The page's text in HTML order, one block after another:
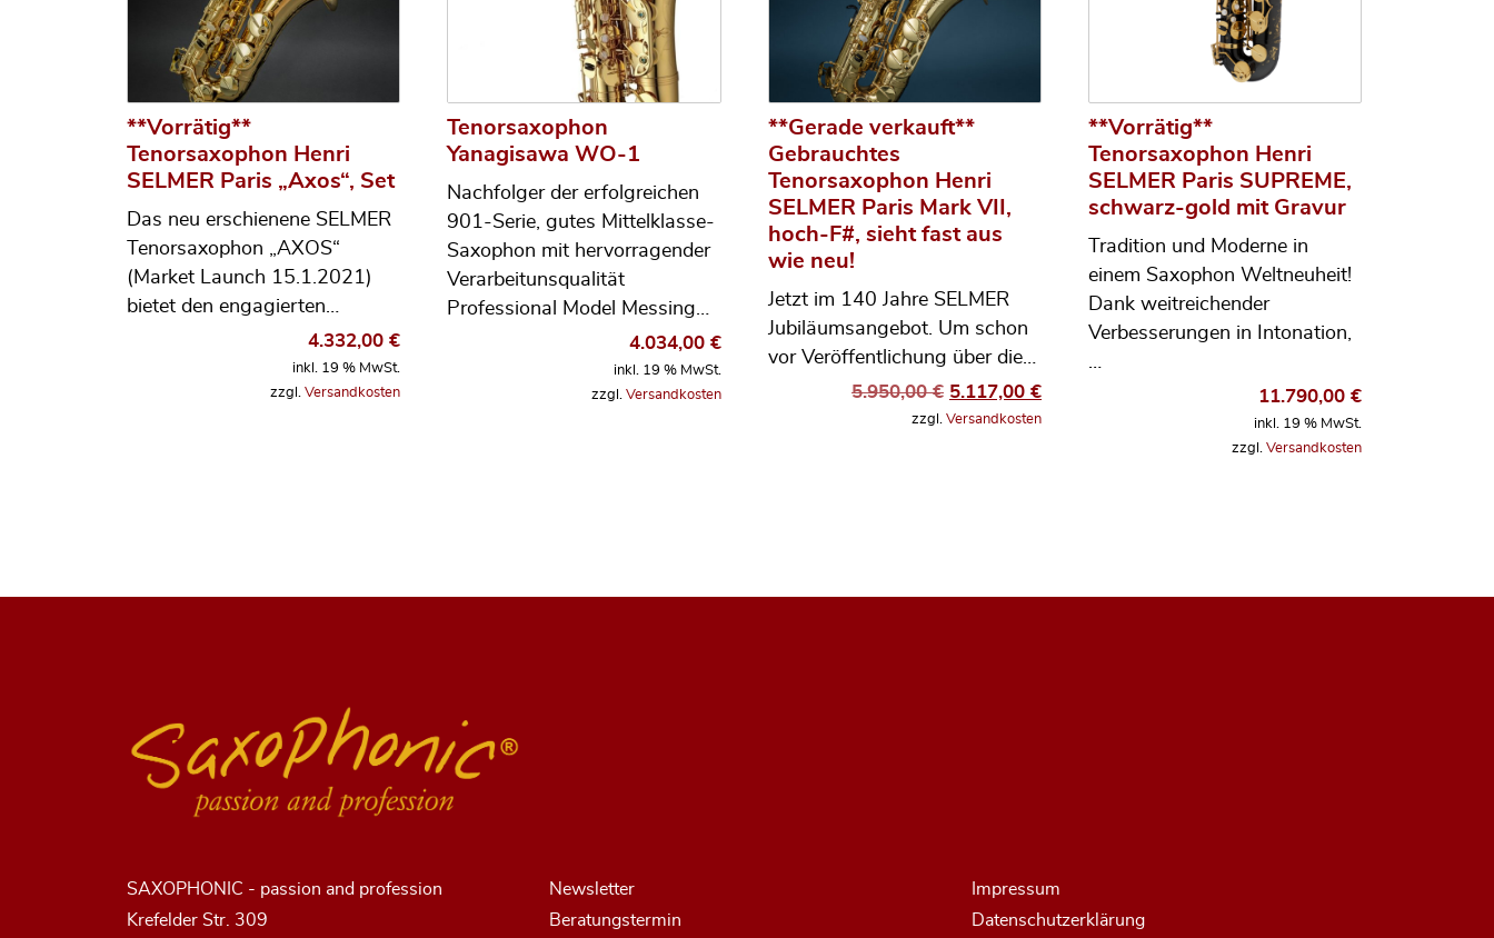
**Vorrätig**
Tenorsaxophon Henri
SELMER Paris „Axos“, Set
Das neu erschienene SELMER
Tenorsaxophon „AXOS“
(Market Launch 15.1.2021)
bietet den engagierten…
4.332,00€
inkl. 19 % MwSt.
zzgl.Versandkosten
Tenorsaxophon
Yanagisawa WO-1
Nachfolger der erfolgreichen
901-Serie, gutes Mittelklasse-
Saxophon mit hervorragender
Verarbeitunsqualität
Professional Model Messing…
4.034,00 €
inkl. 19 % MwSt.
zzgl. Versandkosten
**Gerade verkauft**
Gebrauchtes
Tenorsaxophon Henri
SELMER Paris Mark VII,
hoch-F#, sieht fast aus
wie neu!
Jetzt im 140 Jahre SELMER
Jubiläumsangebot. Um schon
vor Veröffentlichung über die…
5.950,00€ Ursprünglicher Preis war: 5.950,00 €
5.117,00 €Aktueller Preis ist: 5.117,00 €.
zzgl. Versandkosten
**Vorrätig**
Tenorsaxophon Henri
SELMER Paris SUPREME,
schwarz-gold mit Gravur
Tradition und Moderne in
einem Saxophon Weltneuheit!
Dank weitreichender
Verbesserungen in Intonation,
…
11.790,00€
inkl. 19 % MwSt.
zzgl.Versandkosten
SAXOPHONIC - passion and profession
Krefelder Str. 309
Newsletter
Beratungstermin
Impressum
Datenschutzerklärung